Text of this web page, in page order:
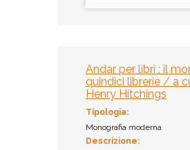
Andar per libri : il
quindici librerie / a
Henry Hitchings
Tipologia:
Monografia moderna
Descrizione: